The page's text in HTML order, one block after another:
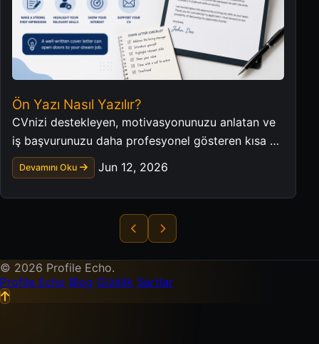
Ön Yazı Nasıl Yazılır?
CVnizi destekleyen, motivasyonunuzu anlatan ve
iş başvurunuzu daha profesyonel gösteren kısa bir
ön yazı hazırlayın.
Devamını Oku Jun 12, 2026
© 2026 Profile Echo.
Profile Echo Blog Gizlilik Şartlar